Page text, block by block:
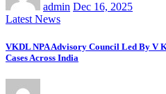
admin Dec 16, 2025
Latest News
VKDL NPA Advisory Council Led By V
Cases Across India